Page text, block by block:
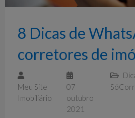
8 Dicas de
corretores de
Meu Site
Imobiliário
07
outubro
2021